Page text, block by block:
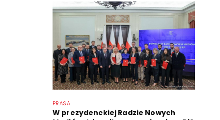
PRASA
W prezydenckiej Radzie Nowych